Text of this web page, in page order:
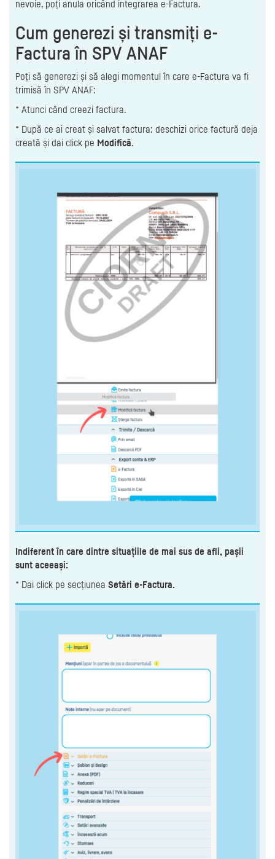
nevoie, poți anula oricând integrarea e-Factura.
Cum generezi și transmiți e-
Factura în SPV ANAF
Poți să generezi și să alegi momentul în care e-Factura va fi
trimisă în SPV ANAF:
* Atunci când creezi factura.
* După ce ai creat și salvat factura: deschizi orice factură deja
creată și dai click pe Modifică.
Indiferent în care dintre situațiile de mai sus de afli, pașii
sunt aceeași:
* Dai click pe secțiunea Setări e-Factura.